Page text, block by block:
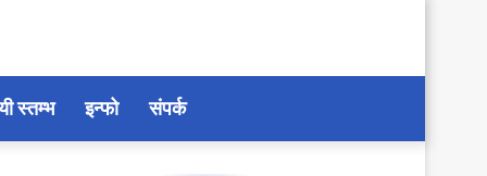
स्तम्भ इन्फो संपर्क